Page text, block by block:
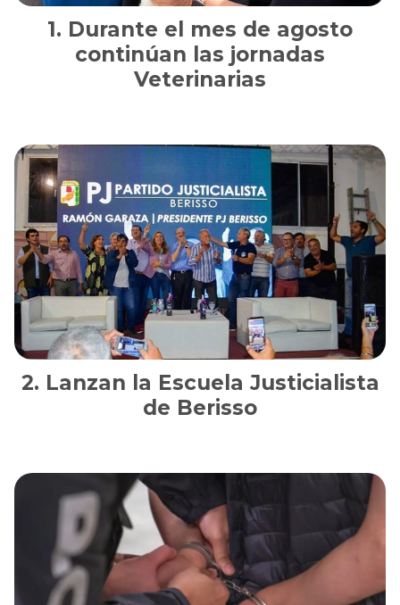
Durante el mes de agosto
continúan las jornadas
Veterinarias
Lanzan la Escuela Justicialista
de Berisso